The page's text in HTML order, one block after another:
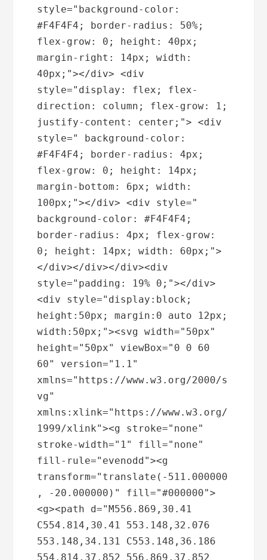
style="background-color:
#F4F4F4; border-radius: 50%;
flex-grow: 0; height: 40px;
margin-right: 14px; width:
40px;"></div> <div
style="display: flex; flex-
direction: column; flex-grow: 1;
justify-content: center;"> <div
style=" background-color:
#F4F4F4; border-radius: 4px;
flex-grow: 0; height: 14px;
margin-bottom: 6px; width:
100px;"></div> <div style="
background-color: #F4F4F4;
border-radius: 4px; flex-grow:
0; height: 14px; width: 60px;">
</div></div></div><div
style="padding: 19% 0;"></div>
<div style="display:block;
height:50px; margin:0 auto 12px;
width:50px;"><svg width="50px"
height="50px" viewBox="0 0 60
60" version="1.1"
xmlns="https://www.w3.org/2000/s
vg"
xmlns:xlink="https://www.w3.org/
1999/xlink"><g stroke="none"
stroke-width="1" fill="none"
fill-rule="evenodd"><g
transform="translate(-511.000000
, -20.000000)" fill="#000000">
<g><path d="M556.869,30.41
C554.814,30.41 553.148,32.076
553.148,34.131 C553.148,36.186
554.814,37.852 556.869,37.852